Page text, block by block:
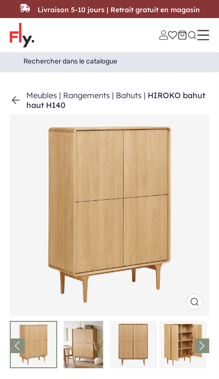
Passer au contenu
Search
for:
Search Button
Meubles | Rangements | Bahuts | HIROKO bahut
haut H140
Livraison 5-10 jours | Retrait gratuit en magasin